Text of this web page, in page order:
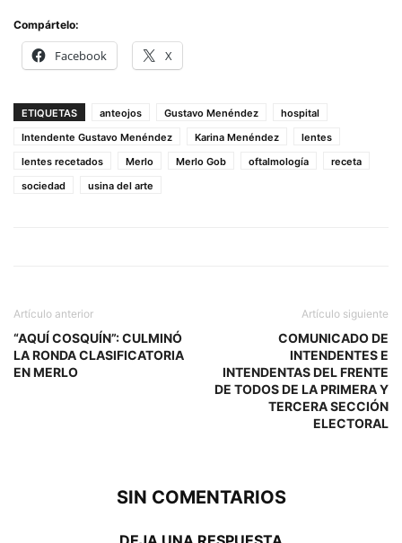
Compártelo:
Facebook X
ETIQUETAS anteojos Gustavo Menéndez
hospital
Intendente Gustavo Menéndez
Karina Menéndez
lentes
lentes recetados
Merlo Merlo Gob oftalmología
receta
sociedad
usina del arte
Artículo anterior
“AQUÍ COSQUÍN”: CULMINÓ
LA RONDA CLASIFICATORIA
EN MERLO
Artículo siguiente
COMUNICADO DE
INTENDENTES E
INTENDENTAS DEL FRENTE
DE TODOS DE LA PRIMERA Y
TERCERA SECCIÓN
ELECTORAL
SIN COMENTARIOS